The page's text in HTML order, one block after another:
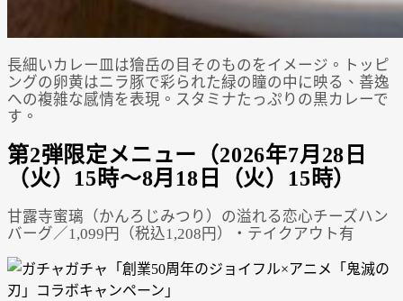
長細いカレー皿は獪岳の目そのものをイメージ。トッピ
ングの卵黄はニラ豚で彩られた緑の瞳の中に映る、善逸
への複雑な感情を表現。スタミナたっぷりの黒カレーで
す。
第2弾限定メニュー（2026年7月28日
（火）15時～8月18日（火）15時）
甘露寺蜜璃（かんろじみつり）の溢れる恋心チーズハン
バーグ／1,099円（税込1,208円）・テイクアウト有